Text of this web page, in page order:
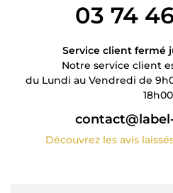
03 74
Service client fermé
Notre service client
du Lundi au Vendredi de
Découvrez les avis